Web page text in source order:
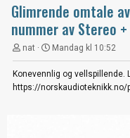
Glimrende omtale
nummer av Stereo +
nat Mandag kl 10:52
Konevennlig og vellspillende.
https://